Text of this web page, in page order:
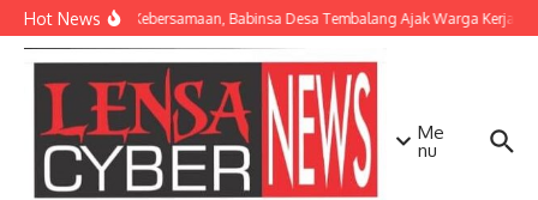
Lewati ke konten
Hot NewsPererat Kebersamaan, Babinsa Desa Tembalang Ajak Warga Kerja
Me
nu